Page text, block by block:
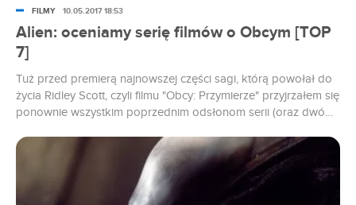
Alien: oceniamy serię filmów o Obcym [TOP
7]
Tuż przed premierą najnowszej części sagi, którą powołał do
życia Ridley Scott, czyli filmu "Obcy: Przymierze" przyjrzałem się
ponownie wszystkim poprzednim odsłonom serii (oraz dwóm
FILMY 10.05.2017 18:53